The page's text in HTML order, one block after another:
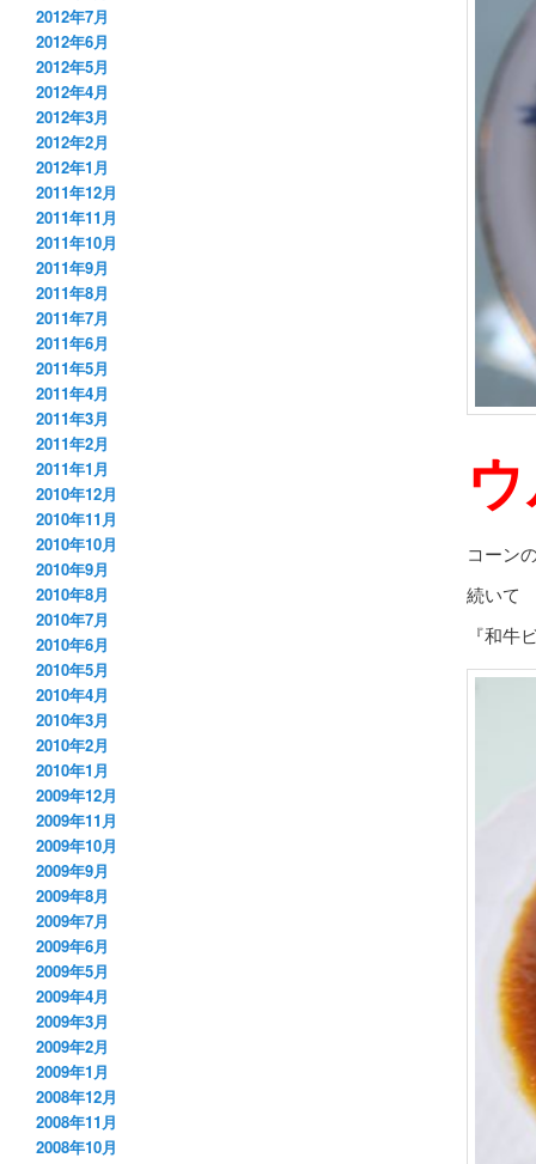
コーン
続いて
『和
2012年7月
2012年6月
2012年5月
2012年4月
2012年3月
2012年2月
2012年1月
2011年12月
2011年11月
2011年10月
2011年9月
2011年8月
2011年7月
2011年6月
2011年5月
2011年4月
2011年3月
2011年2月
2011年1月
2010年12月
2010年11月
2010年10月
2010年9月
2010年8月
2010年7月
2010年6月
2010年5月
2010年4月
2010年3月
2010年2月
2010年1月
2009年12月
2009年11月
2009年10月
2009年9月
2009年8月
2009年7月
2009年6月
2009年5月
2009年4月
2009年3月
2009年2月
2009年1月
2008年12月
2008年11月
2008年10月